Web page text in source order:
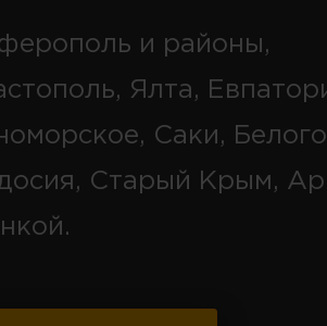
и районы,
Ялта,
Саки,
Старый Крым,